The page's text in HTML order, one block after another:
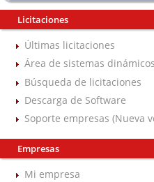
Licitaciones
Últimas licitaciones
Área de sistemas
Búsqueda de licitaciones
Descarga de Software
Soporte empresas (Nueva
Empresas
Mi empresa